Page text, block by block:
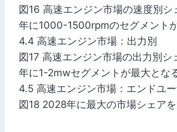
図16 高速エンジン市場の速度別
年に1000-1500rpmのセグメントが
4.4 高速エンジン市場：出力別
図17 高速エンジン市場の出力別
年に1-2mwセグメントが最大となる
4.5 高速エンジン市場：エンドユ
図18 2028年に最大の市場シェア